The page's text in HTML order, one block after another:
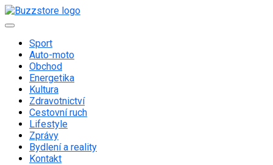
Skip
to
Primary
Sport
Auto-moto
Obchod
Energetika
Kultura
Zdravotnictví
Cestovní ruch
Lifestyle
Zprávy
Bydlení a reality
Kontakt